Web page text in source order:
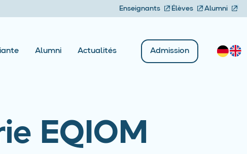
Enseignants Élèves Alumni
Alumni Actualités Admission
EQIOM